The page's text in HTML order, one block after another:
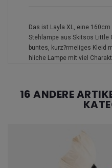
Das ist Layla XL, eine
Stehlampe aus Skitsos Little
buntes, kurz?rmeliges Kleid
hliche Lampe mit viel
16 ANDERE